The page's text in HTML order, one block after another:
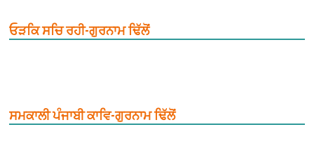
ਓੜਕਿ ਸਚਿ ਰਹੀ-ਗੁਰਨਾਮ ਢਿੱਲੋਂ
ਸਮਕਾਲੀ ਪੰਜਾਬੀ ਕਾਵਿ-ਗੁਰਨਾਮ ਢਿੱਲੋਂ